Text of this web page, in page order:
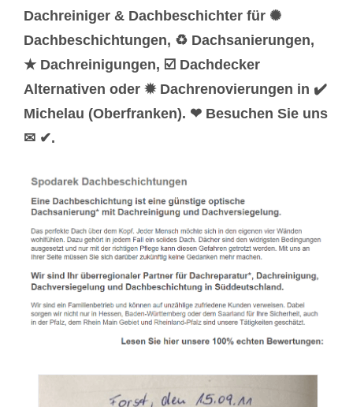
Dachreiniger & Dachbeschichter für ✺
Dachbeschichtungen, ♻ Dachsanierungen,
★ Dachreinigungen, ☑️ Dachdecker
Alternativen oder ✹ Dachrenovierungen in ✔️
Michelau (Oberfranken). ❤ Besuchen Sie uns
✉ ✔.